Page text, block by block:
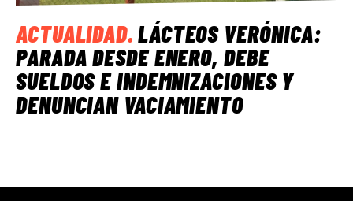
ACTUALIDAD.LÁCTEOS VERÓNICA:
PARADA DESDE ENERO, DEBE
SUELDOS E INDEMNIZACIONES Y
DENUNCIAN VACIAMIENTO